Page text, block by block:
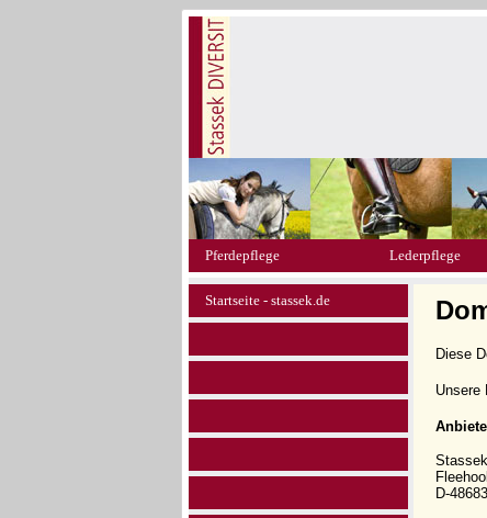
Pferdepflege Lederpflege
Startseite - stassek.de
Diese
Unsere
D-